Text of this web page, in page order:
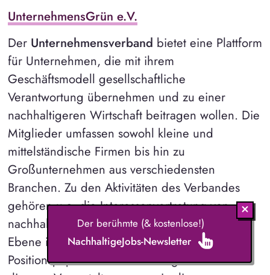
UnternehmensGrün e.V.
Der Unternehmensverband bietet eine Plattform
für Unternehmen, die mit ihrem
Geschäftsmodell gesellschaftliche
Verantwortung übernehmen und zu einer
nachhaltigeren Wirtschaft beitragen wollen. Die
Mitglieder umfassen sowohl kleine und
mittelständische Firmen bis hin zu
Großunternehmen aus verschiedensten
Branchen. Zu den Aktivitäten des Verbandes
gehören u.a. die Interessenvertretung von
nachhaltigen Unternehmen auf politischer
Ebene in Form von Lobbyarbeit und
Positionspapieren sowie die Organisation
Der berühmte (& kostenlose!)
NachhaltigeJobs-Newsletter